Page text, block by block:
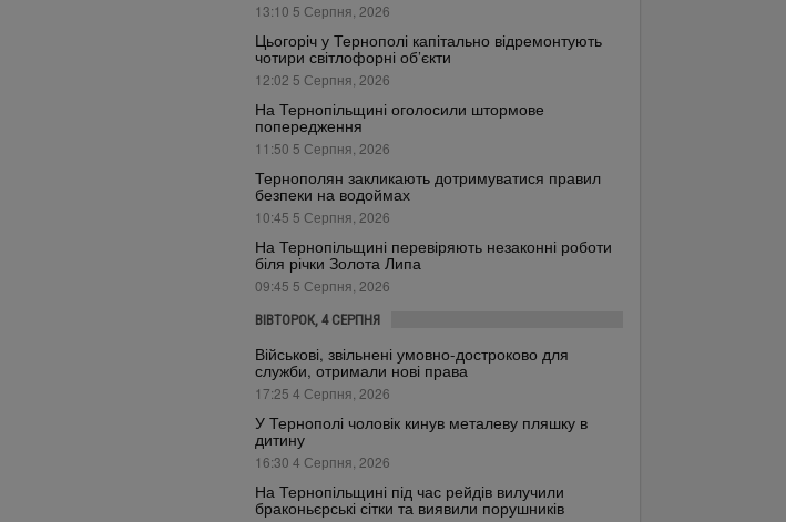
13:10 5 Серпня, 2026
Цьогоріч у Тернополі капітально відремонтують
чотири світлофорні об’єкти
12:02 5 Серпня, 2026
На Тернопільщині оголосили штормове
попередження
11:50 5 Серпня, 2026
Тернополян закликають дотримуватися правил
безпеки на водоймах
10:45 5 Серпня, 2026
На Тернопільщині перевіряють незаконні роботи
біля річки Золота Липа
09:45 5 Серпня, 2026
ВІВТОРОК, 4 СЕРПНЯ
Військові, звільнені умовно-достроково для
служби, отримали нові права
17:25 4 Серпня, 2026
У Тернополі чоловік кинув металеву пляшку в
дитину
16:30 4 Серпня, 2026
На Тернопільщині під час рейдів вилучили
браконьєрські сітки та виявили порушників